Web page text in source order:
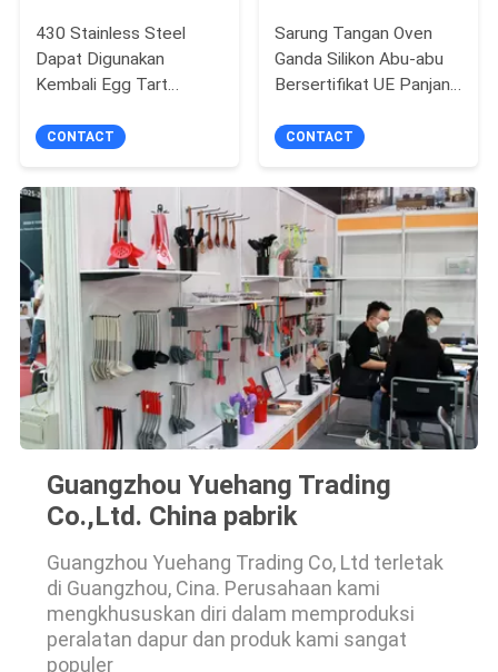
430 Stainless Steel
Dapat Digunakan
Kembali Egg Tart
Krisan Cup Kue Cetakan
CONTACT
Sarung Tangan Oven
Ganda Silikon Abu-abu
Bersertifikat UE Panjang
CONTACT
Guangzhou Yuehang Trading
Co.,Ltd. China pabrik
Guangzhou Yuehang Trading Co, Ltd terletak
di Guangzhou, Cina. Perusahaan kami
mengkhususkan diri dalam memproduksi
peralatan dapur dan produk kami sangat
populer